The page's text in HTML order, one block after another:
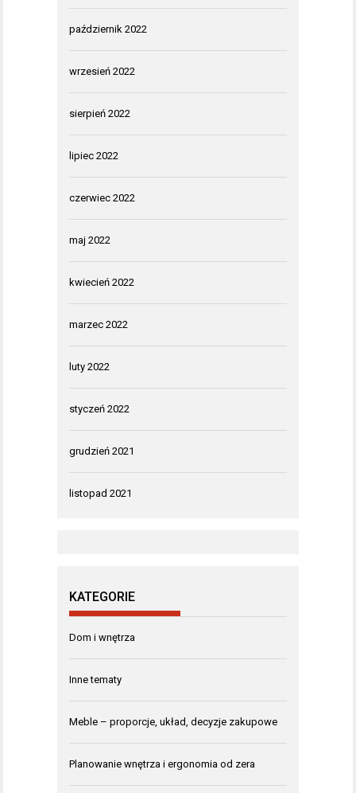
październik 2022
wrzesień 2022
sierpień 2022
lipiec 2022
czerwiec 2022
maj 2022
kwiecień 2022
marzec 2022
luty 2022
styczeń 2022
grudzień 2021
listopad 2021
KATEGORIE
Dom i wnętrza
Inne tematy
Meble – proporcje, układ, decyzje zakupowe
Planowanie wnętrza i ergonomia od zera